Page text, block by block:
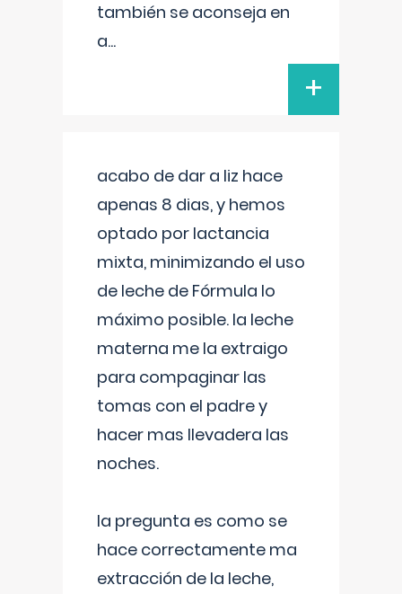
también se aconseja en
a...
+
acabo de dar a liz hace
apenas 8 dias, y hemos
optado por lactancia
mixta, minimizando el uso
de leche de Fórmula lo
máximo posible. la leche
materna me la extraigo
para compaginar las
tomas con el padre y
hacer mas llevadera las
noches.
la pregunta es como se
hace correctamente ma
extracción de la leche,